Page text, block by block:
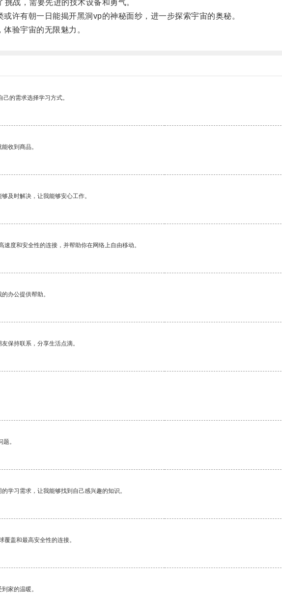
战，需要先进的技术设备和勇气。
有朝一日能揭开黑洞vp的神秘面纱，进一步探索宇宙的奥秘。
验宇宙的无限魅力。
的需求选择学习方式。
收到商品。
及时解决，让我能够安心工作。
度和安全性的连接，并帮助你在网络上自由移动。
办公提供帮助。
保持联系，分享生活点滴。
。
学习需求，让我能够找到自己感兴趣的知识。
盖和最高安全性的连接。
家的温暖。